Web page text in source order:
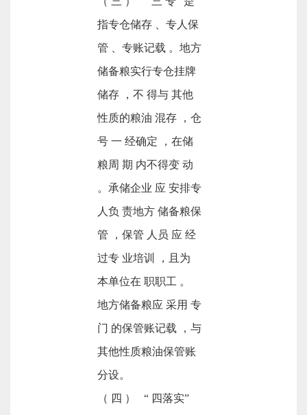
指专仓储存 、专人保
管 、专账记载 。地方
储备粮实行专仓挂牌
储存 ，不 得与 其他
性质的粮油 混存 ，仓
号 一 经确定 ，在储
粮周 期 内不得变 动
。承储企业 应 安排专
人负 责地方 储备粮保
管 ，保管 人员 应 经
过专 业培训 ，且为
本单位在 职职工 。
地方储备粮应 采用 专
门 的保管账记载 ，与
其他性质粮油保管账
分设。
（ 四 ） “ 四落实”